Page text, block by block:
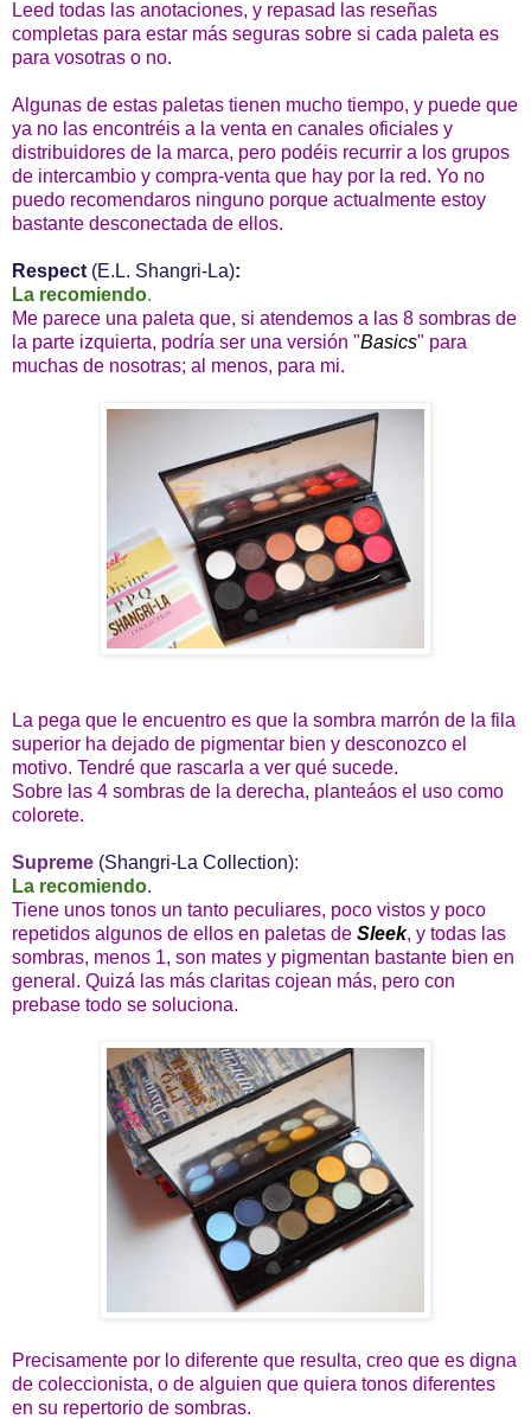
Leed todas las anotaciones, y repasad las reseñas
completas para estar más seguras sobre si cada paleta es
para vosotras o no.
Algunas de estas paletas tienen mucho tiempo, y puede que
ya no las encontréis a la venta en canales oficiales y
distribuidores de la marca, pero podéis recurrir a los grupos
de intercambio y compra-venta que hay por la red. Yo no
puedo recomendaros ninguno porque actualmente estoy
bastante desconectada de ellos.
Respect (E.L. Shangri-La):
La recomiendo.
Me parece una paleta que, si atendemos a las 8 sombras de
la parte izquierta, podría ser una versión "Basics" para
muchas de nosotras; al menos, para mi.
La pega que le encuentro es que la sombra marrón de la fila
superior ha dejado de pigmentar bien y desconozco el
motivo. Tendré que rascarla a ver qué sucede.
Sobre las 4 sombras de la derecha, planteáos el uso como
colorete.
Supreme (Shangri-La Collection):
La recomiendo.
Tiene unos tonos un tanto peculiares, poco vistos y poco
repetidos algunos de ellos en paletas de Sleek, y todas las
sombras, menos 1, son mates y pigmentan bastante bien en
general. Quizá las más claritas cojean más, pero con
prebase todo se soluciona.
Precisamente por lo diferente que resulta, creo que es digna
de coleccionista, o de alguien que quiera tonos diferentes
en su repertorio de sombras.